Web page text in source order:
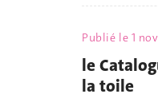
Publié le 1
le
la toile